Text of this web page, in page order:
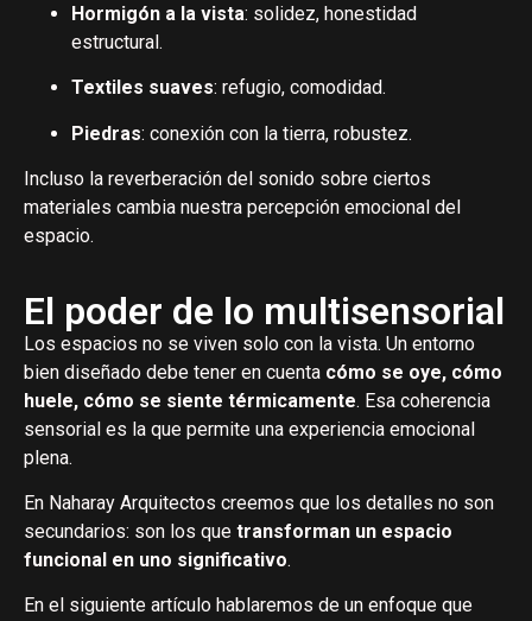
Hormigón a la vista: solidez, honestidad
estructural.
Textiles suaves: refugio, comodidad.
Piedras: conexión con la tierra, robustez.
Incluso la reverberación del sonido sobre ciertos
materiales cambia nuestra percepción emocional del
espacio.
El poder de lo multisensorial
Los espacios no se viven solo con la vista. Un entorno
bien diseñado debe tener en cuenta cómo se oye, cómo
huele, cómo se siente térmicamente. Esa coherencia
sensorial es la que permite una experiencia emocional
plena.
En Naharay Arquitectos creemos que los detalles no son
secundarios: son los que transforman un espacio
funcional en uno significativo.
En el siguiente artículo hablaremos de un enfoque que